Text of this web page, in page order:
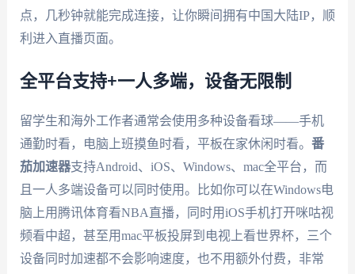
点，几秒钟就能完成连接，让你瞬间拥有中国大陆IP，顺
利进入直播页面。
全平台支持+一人多端，设备无限制
留学生和海外工作者通常会使用多种设备看球——手机
通勤时看，电脑上班摸鱼时看，平板在家休闲时看。 番
茄加速器支持Android、iOS、Windows、mac全平台，而
且一人多端设备可以同时使用。比如你可以在Windows电
脑上用腾讯体育看NBA直播，同时用iOS手机打开咪咕视
频看中超，甚至用mac平板投屏到电视上看世界杯，三个
设备同时加速都不会影响速度，也不用额外付费，非常